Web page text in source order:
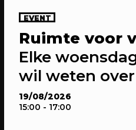
03/08/2026
Jouw event hier?
Heb jij een tof
realiseer jouw idee
EVENT
19/08/2026
15:00 - 17:00
Ruimte voor
Elke
wil weten over